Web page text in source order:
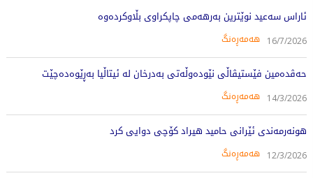
ئاراس سەعید نوێترین بەرهەمی چاپکراوی بڵاوکردەوە
16/7/2026 هەمەڕەنگ
حه‌ڤده‌مین فێستیڤاڵی نێوده‌وڵه‌تی به‌درخان له‌ ئیتاڵیا به‌ڕێوه‌ده‌چێت
14/3/2026 هەمەڕەنگ
هونەرمەندی ئێرانی حامید هیراد کۆچی دوایی کرد
12/3/2026 هەمەڕەنگ